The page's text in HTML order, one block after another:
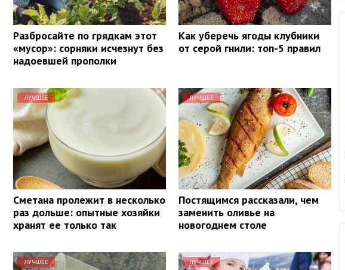
Разбросайте по грядкам этот
«мусор»: сорняки исчезнут без
надоевшей прополки
Как уберечь ягоды клубники
от серой гнили: топ-5 правил
ЛУЧШЕЕ
Сметана пролежит в несколько
раз дольше: опытные хозяйки
хранят ее только так
ЛУЧШЕЕ
Постящимся рассказали, чем
заменить оливье на
новогоднем столе
ЛУЧШЕЕ ЛУЧШЕЕ